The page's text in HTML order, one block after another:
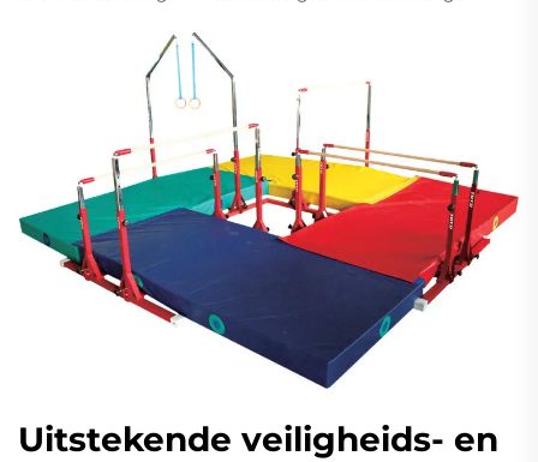
Uitstekende veiligheids- en